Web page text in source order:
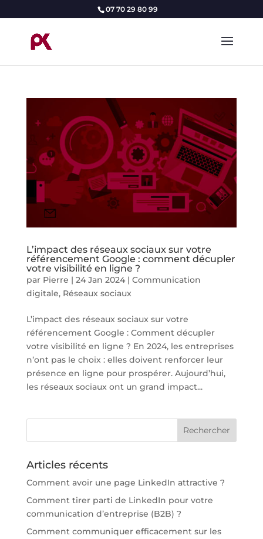
07 70 29 80 99
L’impact des réseaux sociaux sur votre
référencement Google : comment décupler
votre visibilité en ligne ?
par Pierre | 24 Jan 2024| Communication
digitale, Réseaux sociaux
L’impact des réseaux sociaux sur votre
référencement Google : Comment décupler
votre visibilité en ligne ? En 2024, les entreprises
n’ont pas le choix : elles doivent renforcer leur
présence en ligne pour prospérer. Aujourd’hui,
les réseaux sociaux ont un grand impact...
Articles récents
Comment avoir une page LinkedIn attractive ?
Comment tirer parti de LinkedIn pour votre
communication d’entreprise (B2B) ?
Comment communiquer efficacement sur les